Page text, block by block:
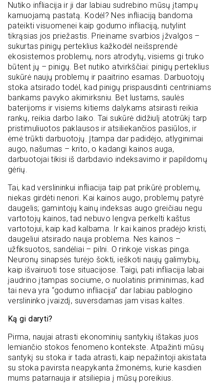
Nutiko infliacija ir ji dar labiau sudrebino mūsų įtampų
kamuojamą pastatą. Kodėl? Nes infliaciją bandoma
pateikti visuomenei kaip godumo infliaciją, nutylint
tikrąsias jos priežastis. Prieiname svarbios įžvalgos –
sukurtas pinigų perteklius kažkodėl neišsprendė
ekosistemos problemų, nors atrodytų, visiems gi truko
būtent jų – pinigų. Bet nutiko atvirkščiai: pinigų perteklius
sukūrė naujų problemų ir paaitrino esamas. Darbuotojų
stoka atsirado todėl, kad pinigų prispausdinti centriniams
bankams pavyko akimirksniu. Bet lustams, saulės
baterijoms ir visiems kitiems dalykams atsirasti reikia
rankų, reikia darbo laiko. Tai sukūrė didžiulį atotrūkį tarp
pristimuliuotos paklausos ir atsiliekančios pasiūlos, ir
ėmė trūkti darbuotojų. Įtampa dar padidėjo, atlyginimai
augo, našumas – krito, o kadangi kainos auga,
darbuotojai tikisi iš darbdavio indeksavimo ir papildomų
gėrių.
Tai, kad verslininkui infliacija taip pat prikūrė problemų,
niekas girdėti nenori. Kai kainos аugo, problemų patyrė
daugelis; gamintojų kainų indeksas augo greičiau negu
vartotojų kainos, tad nebuvo lengva perkelti kaštus
vartotojui, kaip kad kalbama. Ir kai kainos pradėjo kristi,
daugeliui atsirado nauja problema. Nes kainos –
užfiksuotos, sandėliai – pilni. O rinkoje viskas pinga.
Neuronų sinapsės turėjo šokti, ieškoti naujų galimybių,
kaip išvairuoti tose situacijose. Taigi, pati infliacija labai
įaudrino įtampas sociume, o nuolatinis priminimas, kad
tai neva yra “godumo infliacija” dar labiau pablogino
verslininko įvaizdį, suversdamas jam visas kaltes.
Ką gi daryti?
Pirma, naujai atrasti ekonominių santykių ištakas juos
lemiančio stokos fenomeno kontekste. Atpažinti mūsų
santykį su stoka ir tada atrasti, kaip nepažintoji akistata
su stoka pavirsta neapykanta žmonėms, kurie kasdien
mums patarnauja ir atsiliepia į mūsų poreikius.